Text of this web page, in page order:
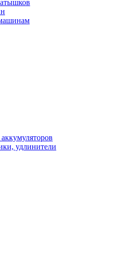
удлинители